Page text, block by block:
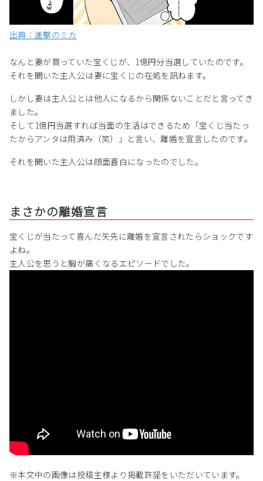
出典：進撃のミカ
なんと妻が買っていた宝くじが、1億円分当選していたのです。
それを聞いた主人公は妻に宝くじの在処を訊ねます。
しかし妻は主人公とは他人になるから関係ないことだと言ってき
ました。
そして1億円当選すれば当面の生活はできるため「宝くじ当たっ
たからアンタは用済み（笑）」と言い、離婚を宣言したのです。
それを聞いた主人公は顔面蒼白になったのでした。
まさかの離婚宣言
宝くじが当たって喜んだ矢先に離婚を宣言されたらショックです
よね。
主人公を思うと胸が痛くなるエピソードでした。
※本文中の画像は投稿主様より掲載許諾をいただいています。